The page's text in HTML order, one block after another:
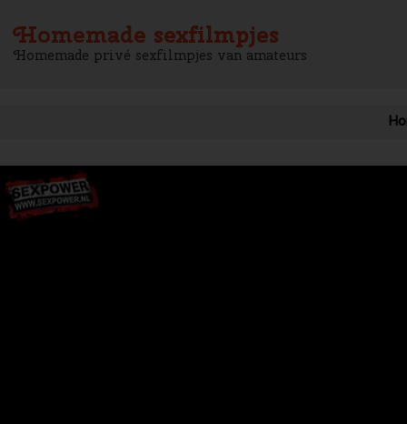
Homemade sexfilmpjes
Homemade privé sexfilmpjes van amateurs